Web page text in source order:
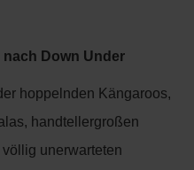
nach Down Under
hoppelnden Kängaroos,
handtellergroßen
unerwarteten